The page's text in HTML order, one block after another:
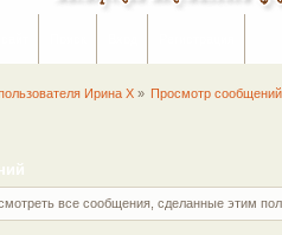
Ирина Х » Просмотр сообщений
все сообщения, сделанные этим